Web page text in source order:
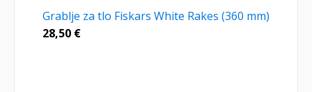
Grablje za tlo Fiskars White Rakes (360 mm)
28,50 €